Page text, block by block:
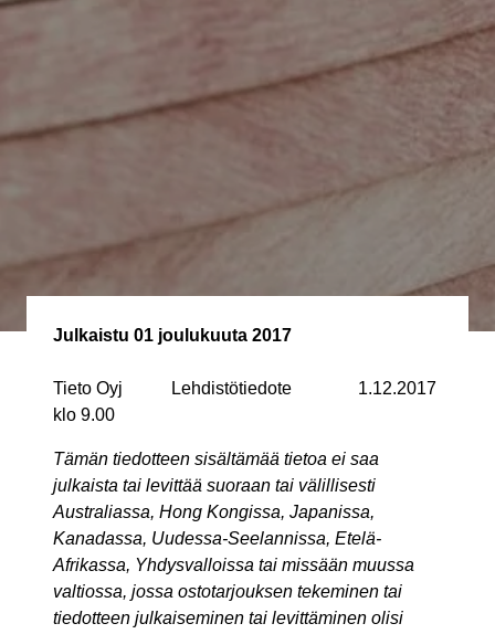
Julkaistu 01 joulukuuta 2017
Tieto Oyj Lehdistötiedote 1.12.2017
klo 9.00
Tämän tiedotteen sisältämää tietoa ei saa
julkaista tai levittää suoraan tai välillisesti
Australiassa, Hong Kongissa, Japanissa,
Kanadassa, Uudessa-Seelannissa, Etelä-
Afrikassa, Yhdysvalloissa tai missään muussa
valtiossa, jossa ostotarjouksen tekeminen tai
tiedotteen julkaiseminen tai levittäminen olisi